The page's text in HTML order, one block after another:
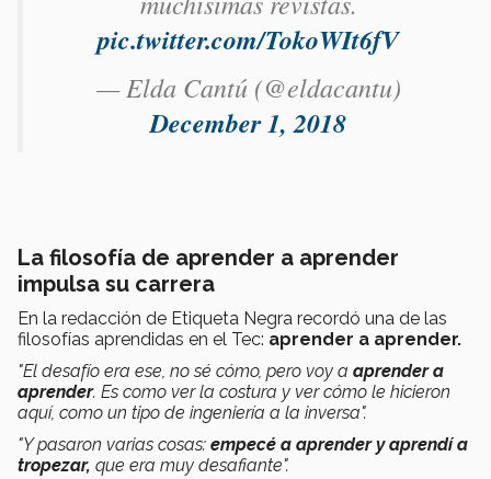
pic.twitter.com/TokoWIt6fV
— Elda Cantú (@eldacantu)
December 1, 2018
La filosofía de aprender a aprender
impulsa su carrera
En la redacción de Etiqueta Negra recordó una de las
filosofías aprendidas en el Tec: aprender a aprender.
"El desafío era ese, no sé cómo, pero voy a aprender a
aprender. Es como ver la costura y ver cómo le hicieron
aquí, como un tipo de ingeniería a la inversa".
"Y pasaron varias cosas: empecé a aprender y aprendí a
tropezar, que era muy desafiante".